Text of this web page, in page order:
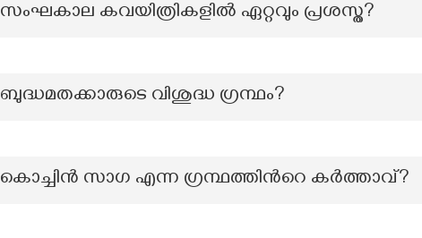
സംഘകാല കവയിത്രികളിൽ ഏറ്റവും പ്രശസ്ത?
ബുദ്ധമതക്കാരുടെ വിശുദ്ധ ഗ്രന്ഥം?
കൊച്ചിൻ സാഗ എന്ന ഗ്രന്ഥത്തിന്‍റെ കർത്താവ്?